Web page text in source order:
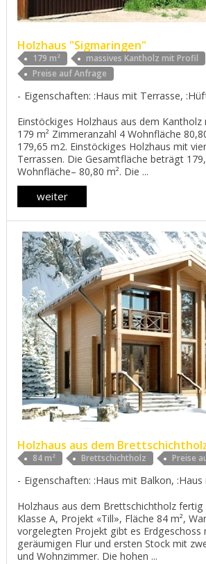
Holzhaus "Sigmaringen"
179 m²
massives Kantholz mit Profil
Preise auf Anfrage
Eigenschaften: :Haus mit Terrasse,
Einstöckiges Holzhaus aus dem Kantholz
179 m² Zimmeranzahl 4 Wohnfläche
179,65 m2. Einstöckiges Holzhaus mit
Terrassen. Die Gesamtfläche beträgt
Wohnfläche– 80,80 m². Die ...
weiter
Holzhaus aus dem
84 m² Brettschichtholz Preise
Eigenschaften: :Haus mit Balkon,
Holzhaus aus dem Brettschichtholz
Klasse А, Projekt «Till», Fläche 84 m²,
vorgelegten Projekt gibt es Erdgeschoss
geräumigen Flur und ersten Stock mit
und Wohnzimmer. Die hohen ...